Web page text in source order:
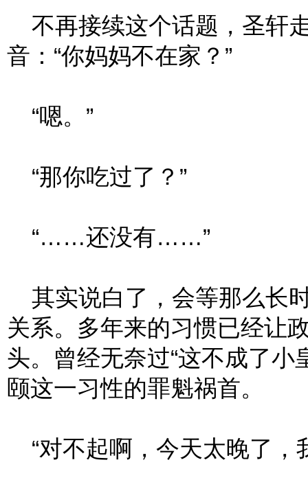
不再接续这个话题，圣轩
音：“你妈妈不在家？”
“嗯。”
“那你吃过了？”
“……还没有……”
其实说白了，会等那么长
关系。多年来的习惯已经让
头。曾经无奈过“这不成了小
颐这一习性的罪魁祸首。
“对不起啊，今天太晚了